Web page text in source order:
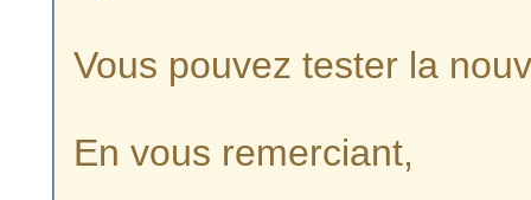
Vous pouvez tester la
En vous remerciant,